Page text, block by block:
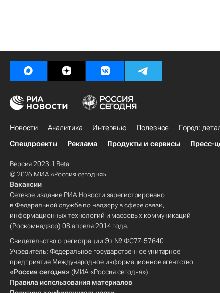
Новости Аналитика Интервью Полезное
Город:
Спецпроекты
Реклама Продукты и сервисы Пресс-
Версия 2023.1 Beta
© 2026 МИА «Россия сегодня»
Вакансии
Сетевое издание РИА Новости зарегистрировано
в Федеральной службе по надзору в сфере связи,
информационных технологий и массовых коммуникаций
(Роскомнадзор) 08 апреля 2014 года.
Свидетельство о регистрации Эл № ФС77-57640
Учредитель: Федеральное государственное унитарное
предприятие Международное информационное агентство
«Россия сегодня» (МИА «Россия сегодня»).
Правила использования материалов